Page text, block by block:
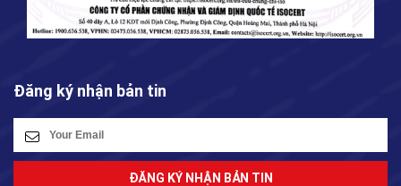
Đăng ký nhận bản tin
ĐĂNG KÝ NHẬN BẢN TIN